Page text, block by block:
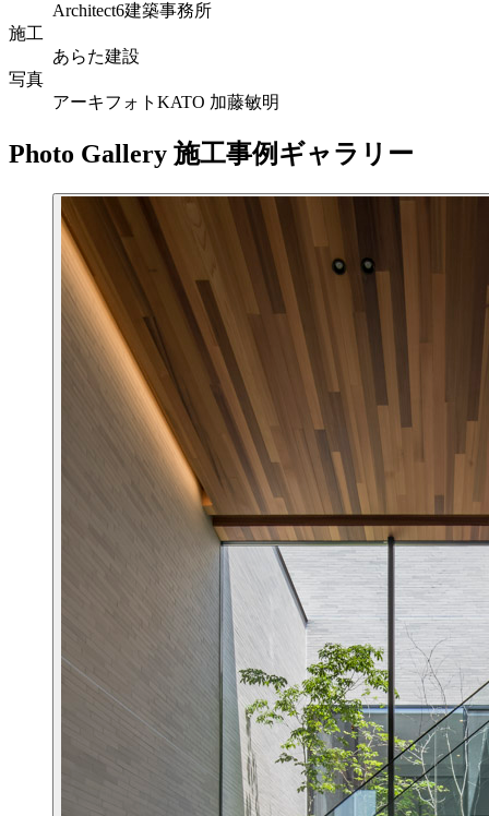
Architect6建築事務所
施工
あらた建設
写真
アーキフォトKATO 加藤敏明
Photo Gallery 施工事例ギャラリー